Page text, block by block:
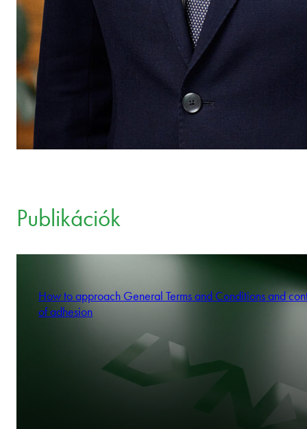
Publikációk
How to approach General Terms and Conditions and
of adhesion